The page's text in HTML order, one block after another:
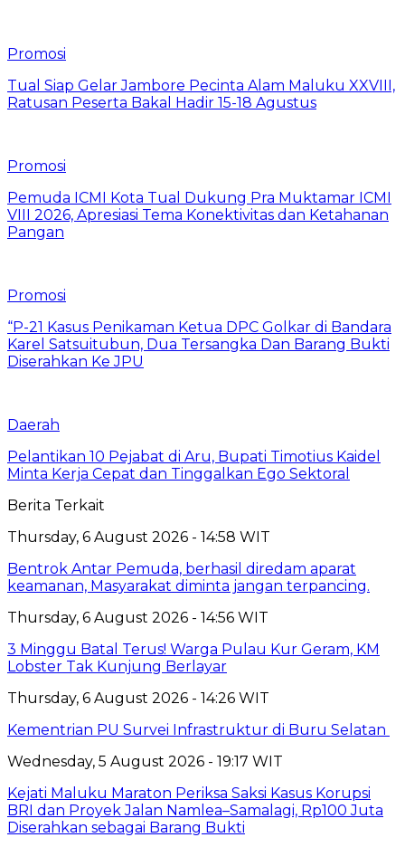
Promosi
Tual Siap Gelar Jambore Pecinta Alam Maluku XXVIII,
Ratusan Peserta Bakal Hadir 15-18 Agustus
Promosi
Pemuda ICMI Kota Tual Dukung Pra Muktamar ICMI
VIII 2026, Apresiasi Tema Konektivitas dan Ketahanan
Pangan
Promosi
“P-21 Kasus Penikaman Ketua DPC Golkar di Bandara
Karel Satsuitubun, Dua Tersangka Dan Barang Bukti
Diserahkan Ke JPU
Daerah
Pelantikan 10 Pejabat di Aru, Bupati Timotius Kaidel
Minta Kerja Cepat dan Tinggalkan Ego Sektoral
Berita Terkait
Thursday, 6 August 2026 - 14:58 WIT
Bentrok Antar Pemuda, berhasil diredam aparat
keamanan, Masyarakat diminta jangan terpancing.
Thursday, 6 August 2026 - 14:56 WIT
3 Minggu Batal Terus! Warga Pulau Kur Geram, KM
Lobster Tak Kunjung Berlayar
Thursday, 6 August 2026 - 14:26 WIT
Kementrian PU Survei Infrastruktur di Buru Selatan
Wednesday, 5 August 2026 - 19:17 WIT
Kejati Maluku Maraton Periksa Saksi Kasus Korupsi
BRI dan Proyek Jalan Namlea–Samalagi, Rp100 Juta
Diserahkan sebagai Barang Bukti